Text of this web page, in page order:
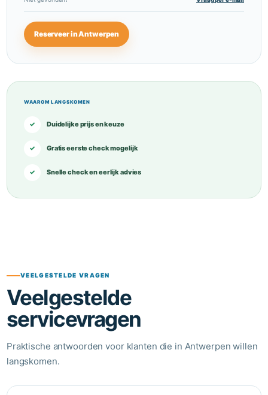
Reserveer in Antwerpen
WAAROM LANGSKOMEN
✓ Duidelijke prijs en keuze
✓ Gratis eerste check mogelijk
✓ Snelle check en eerlijk advies
VEELGESTELDE VRAGEN
Veelgestelde
servicevragen
Praktische antwoorden voor klanten die in Antwerpen willen
langskomen.